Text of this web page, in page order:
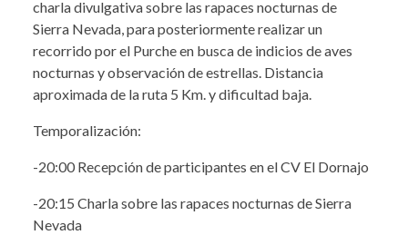
charla divulgativa sobre las rapaces nocturnas de
Sierra Nevada, para posteriormente realizar un
recorrido por el Purche en busca de indicios de aves
nocturnas y observación de estrellas. Distancia
aproximada de la ruta 5 Km. y dificultad baja.
Temporalización:
-20:00 Recepción de participantes en el CV El Dornajo
-20:15 Charla sobre las rapaces nocturnas de Sierra
Nevada